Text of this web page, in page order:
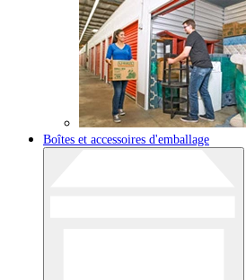
Boîtes et accessoires d'emballage